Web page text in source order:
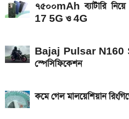
Hero Xtreme 125R V2
বাংলাদেশে ও দাম কত
আজকের স্বর্ণের বাজারদর: ০৭
দেশের বাজারে আজ ১৮, ২১ ও ২২
Bajaj Pulsar N160 S ও
৭৫০০mAh ব্যাটারি
17 5G ও 4G
Bajaj Pulsar N160 S:
স্পেসিফিকেশন
কমে গেল মালয়েশিয়ান